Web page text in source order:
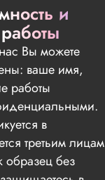
и
Вы можете
ваше имя,
работы
в
третьим лицам
образец без